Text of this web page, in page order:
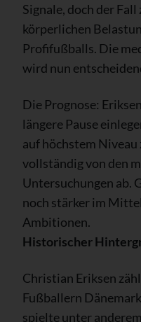
Signale, doch der
körperlichen
Profifußballs. Die
wird nun
Die Prognose:
längere Pause
auf höchstem
vollständig von den
Untersuchungen ab.
noch stärker im
Ambitionen.
Historischer
Christian Eriksen
Fußballern
spielte unter